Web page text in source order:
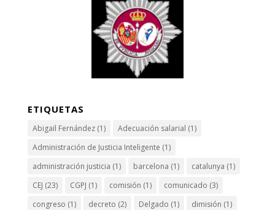
ETIQUETAS
Abigail Fernández(1) Adecuación salarial (1)
Administración de Justicia Inteligente (1)
administración justicia (1) barcelona (1) catalunya (1)
CEJ (23) CGPJ (1) comisión (1) comunicado (3)
congreso (1) decreto (2) Delgado (1) dimisión (1)